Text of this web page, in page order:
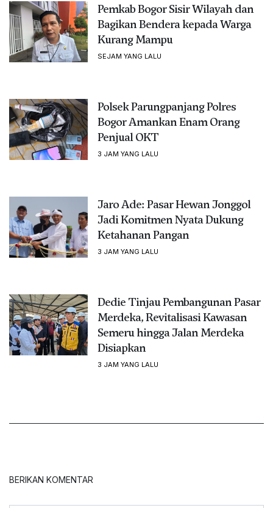
Pemkab Bogor Sisir Wilayah dan
Bagikan Bendera kepada Warga
Kurang Mampu
SEJAM YANG LALU
Polsek Parungpanjang Polres
Bogor Amankan Enam Orang
Penjual OKT
3 JAM YANG LALU
Jaro Ade: Pasar Hewan Jonggol
Jadi Komitmen Nyata Dukung
Ketahanan Pangan
3 JAM YANG LALU
Dedie Tinjau Pembangunan Pasar
Merdeka, Revitalisasi Kawasan
Semeru hingga Jalan Merdeka
Disiapkan
3 JAM YANG LALU
BERIKAN KOMENTAR